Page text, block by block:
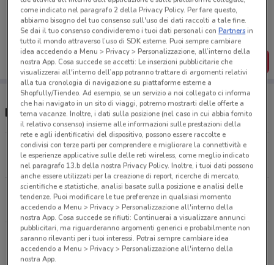
Porta DoveConviene sempre con te!
Puoi trovare le migliori offerte dei negozi vicino a te,
salvarle e creare la tua lista del risparmio, comodamente
dal tuo cellulare.
SCARICA L’APP
Negozi Findomestic a Giugliano in Campania
Via Pietro Nenni Mugnano Di Napoli
2.9 km
CHIUSO
Via G. Marconi, 42 Casoria
8.1 km
CHIUSO
Via Cinthia, 39 Napoli
9.1 km
CHIUSO
come indicato nel paragrafo 2 della Privacy Policy. Per fare questo,
abbiamo bisogno del tuo consenso sull'uso dei dati raccolti a tale fine.
Se dai il tuo consenso condivideremo i tuoi dati personali conPartnersin
tutto il mondo attraverso l’uso di SDK esterne. Puoi sempre cambiare
idea accedendo a Menu > Privacy > Personalizzazione, all’interno della
nostra App. Cosa succede se accetti: Le inserzioni pubblicitarie che
visualizzerai all'interno dell’app potranno trattare di argomenti relativi
alla tua cronologia di navigazione su piattaforme esterne a
Shopfully/Tiendeo. Ad esempio, se un servizio a noi collegato ci informa
che hai navigato in un sito di viaggi, potremo mostrarti delle offerte a
tema vacanze. Inoltre, i dati sulla posizione (nel caso in cui abbia fornito
il relativo consenso) insieme alle informazioni sulle prestazioni della
rete e agli identificativi del dispositivo, possono essere raccolte e
condivisi con terze parti per comprendere e migliorare la connettività e
le esperienze applicative sulle delle reti wireless, come meglio indicato
nel paragrafo 13.b della nostra Privacy Policy. Inoltre, i tuoi dati possono
anche essere utilizzati per la creazione di report, ricerche di mercato,
scientifiche e statistiche, analisi basate sulla posizione e analisi delle
tendenze. Puoi modificare le tue preferenze in qualsiasi momento
accedendo a Menu > Privacy > Personalizzazione all'interno della
nostra App. Cosa succede se rifiuti: Continuerai a visualizzare annunci
pubblicitari, ma riguarderanno argomenti generici e probabilmente non
saranno rilevanti per i tuoi interessi. Potrai sempre cambiare idea
accedendo a Menu > Privacy > Personalizzazione all'interno della
nostra App.